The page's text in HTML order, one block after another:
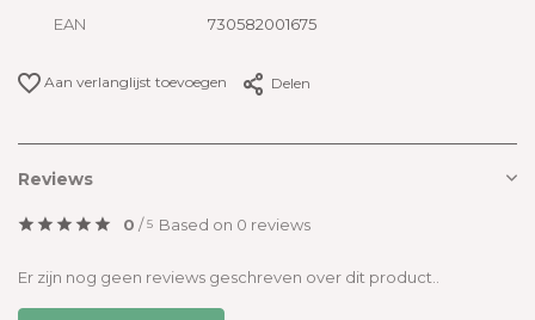
EAN 730582001675
Aan verlanglijst toevoegen Delen
Reviews
0 /5 Based on 0 reviews
Er zijn nog geen reviews geschreven over dit product..